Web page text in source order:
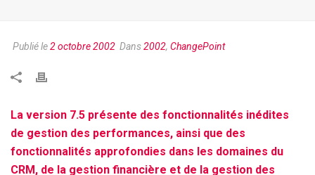
Publié le2 octobre 2002 Dans2002, ChangePoint
La version 7.5 présente des fonctionnalités inédites
de gestion des performances, ainsi que des
fonctionnalités approfondies dans les domaines du
CRM, de la gestion financière et de la gestion des